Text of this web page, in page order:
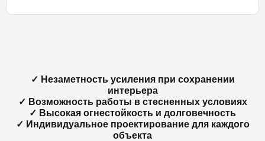
✓ Незаметность усиления при сохранении
интерьера
✓ Возможность работы в стесненных условиях
✓ Высокая огнестойкость и долговечность
✓ Индивидуальное проектирование для каждого
объекта